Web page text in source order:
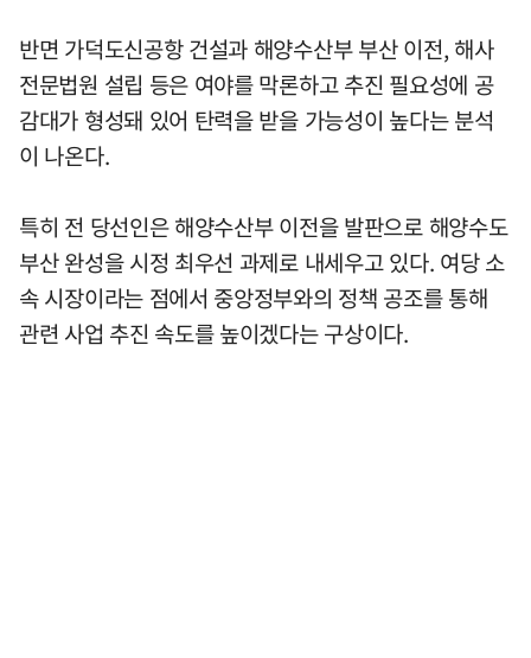
반면 가덕도신공항 건설과 해양수산부 부산 이전, 해사
전문법원 설립 등은 여야를 막론하고 추진 필요성에 공
감대가 형성돼 있어 탄력을 받을 가능성이 높다는 분석
이 나온다.
특히 전 당선인은 해양수산부 이전을 발판으로 해양수도
부산 완성을 시정 최우선 과제로 내세우고 있다. 여당 소
속 시장이라는 점에서 중앙정부와의 정책 공조를 통해
관련 사업 추진 속도를 높이겠다는 구상이다.